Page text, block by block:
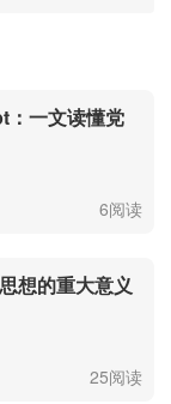
6阅读
25阅读